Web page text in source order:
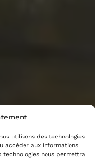
utilisons des technologies
accéder aux informations
nous permettra